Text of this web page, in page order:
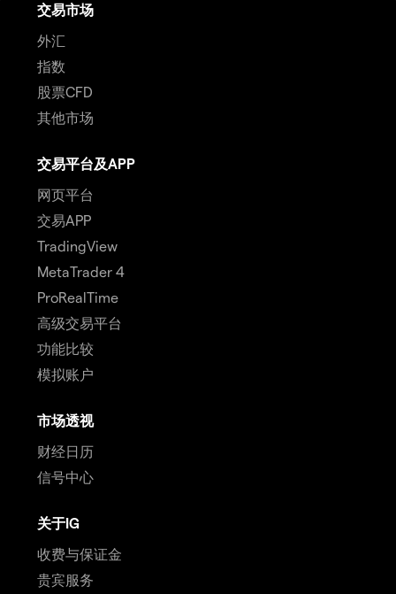
交易市场
外汇
指数
股票CFD
其他市场
交易平台及APP
网页平台
交易APP
TradingView
MetaTrader 4
ProRealTime
高级交易平台
功能比较
模拟账户
市场透视
财经日历
信号中心
关于IG
收费与保证金
贵宾服务